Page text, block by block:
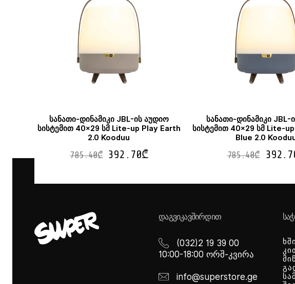
სანათი-დინამიკი JBL-ის აუდიო
სისტემით 40×29 სმ Lite-up Play Earth
2.0 Kooduu
785.40₾ 392.70₾
სანათი-დინამიკი JBL-
სისტემით 40×29 სმ Lite-
Blue 2.0
785.40₾
ᲓᲐᲒᲕᲘᲙᲐᲕᲨᲘᲠᲓᲘᲗ
(032)2 19 39 00
10:00-18:00 ორშ-კვირა
info@superstore.ge